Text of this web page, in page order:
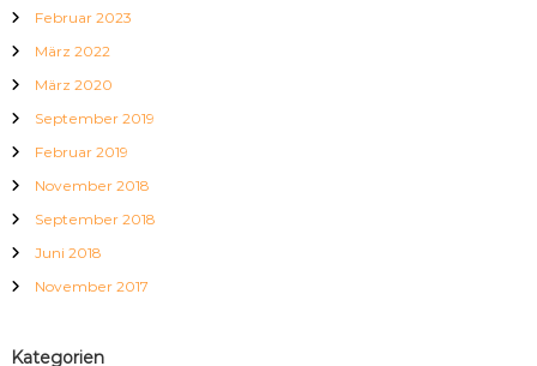
c
:
Februar 2023
März 2022
März 2020
September 2019
Februar 2019
November 2018
September 2018
Juni 2018
November 2017
Kategorien